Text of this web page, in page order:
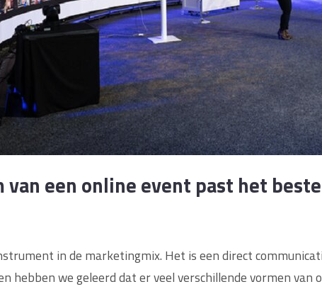
van een online event past het
in de marketingmix. Het is een direct
hebben we geleerd dat er veel verschillende vormen